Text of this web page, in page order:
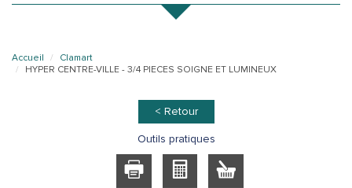
Accueil
Clamart
HYPER CENTRE-VILLE - 3/4 PIECES SOIGNE ET LUMINEUX
< Retour
Outils pratiques